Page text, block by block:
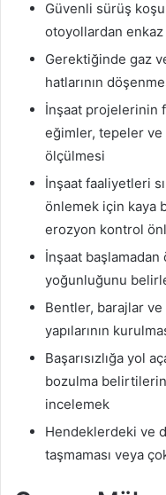
Güvenli sürüş
otoyollardan enkaz
Gerektiğinde gaz
hatlarının
İnşaat projelerinin
eğimler, tepeler
ölçülmesi
İnşaat faaliyetleri
önlemek için kaya
erozyon kontrol
İnşaat
yoğunluğunu
Bentler, barajlar ve
yapılarının
Başarısızlığa yol
bozulma
incelemek
Hendeklerdeki ve
taşmaması veya